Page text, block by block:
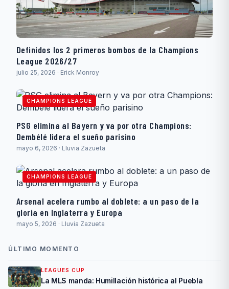
Definidos los 2 primeros bombos de la Champions
League 2026/27
julio 25, 2026 · Erick Monroy
CHAMPIONS LEAGUE
PSG elimina al Bayern y va por otra Champions:
Dembélé lidera el sueño parisino
mayo 6, 2026 · Lluvia Zazueta
CHAMPIONS LEAGUE
Arsenal acelera rumbo al doblete: a un paso de la
gloria en Inglaterra y Europa
mayo 5, 2026 · Lluvia Zazueta
ÚLTIMO MOMENTO
LEAGUES CUP
La MLS manda: Humillación histórica al Puebla